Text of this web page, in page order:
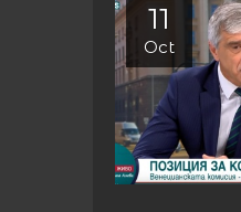
11
Oct